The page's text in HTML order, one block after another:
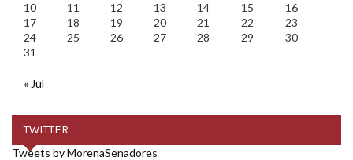
10
11 12 13 14 15
16
17
18 19 20 21 22
23
24
25 26 27 28 29
30
31
« Jul
TWITTER
Tweets by MorenaSenadores